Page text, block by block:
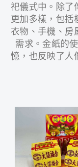
祀儀式中。除了
更加多樣，包括
衣物、手機、房
需求。金紙的
憶，也反映了人